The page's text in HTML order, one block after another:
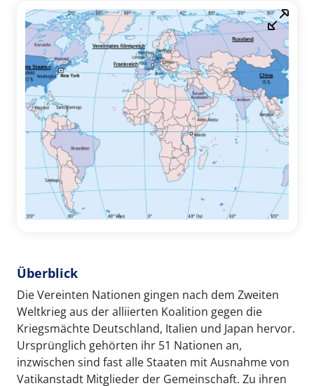
Überblick
Die Vereinten Nationen gingen nach dem Zweiten
Weltkrieg aus der alliierten Koalition gegen die
Kriegsmächte Deutschland, Italien und Japan hervor.
Ursprünglich gehörten ihr 51 Nationen an,
inzwischen sind fast alle Staaten mit Ausnahme von
Vatikanstadt Mitglieder der Gemeinschaft. Zu ihren